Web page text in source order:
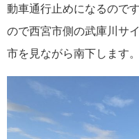
動車通行止めになるので
ので西宮市側の武庫川サ
市を見ながら南下します。